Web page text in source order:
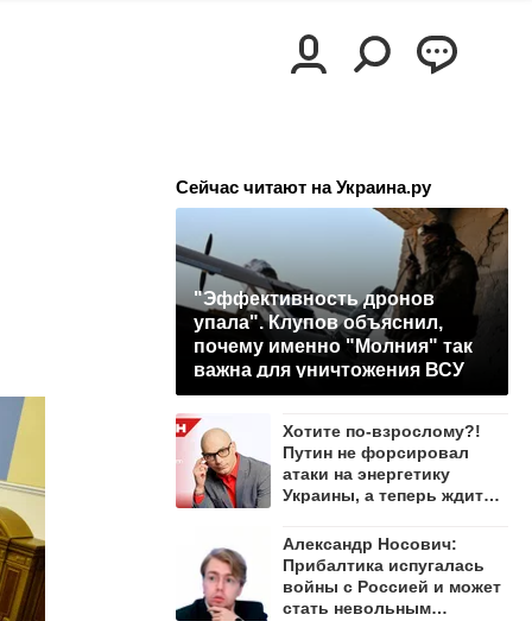
Сейчас читают на Украина.ру
"Эффективность дронов
упала". Клупов объяснил,
почему именно "Молния" так
важна для уничтожения ВСУ
Хотите по-взрослому?!
Путин не форсировал
атаки на энергетику
Украины, а теперь ждите
Александр Носович:
Прибалтика испугалась
войны с Россией и может
стать невольным